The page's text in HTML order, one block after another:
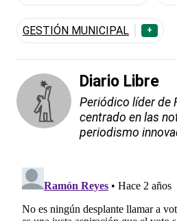
GESTIÓN MUNICIPAL +
Diario Libre
Periódico líder de
centrado en las
periodismo